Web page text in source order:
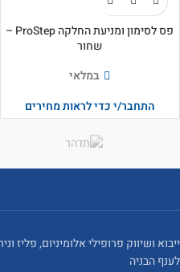
פס לסימון ומניעת החלקה ProStep –
שחור
במלאי
התחבר/י כדי לראות מחירים
ייבוא ושיווק פרופילי אלומיניום, פליז
לענף הבניה